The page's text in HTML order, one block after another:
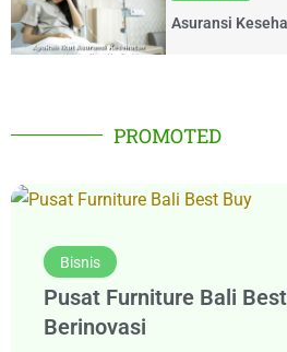
Asuransi
PROMOTED
Bisnis
Pusat Furniture Bali
Berinovasi